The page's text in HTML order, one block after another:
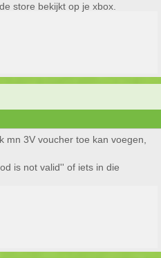
store bekijkt op je xbox.
mn 3V voucher toe kan voegen,
is not valid'' of iets in die